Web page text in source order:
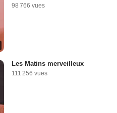
98 766 vues
Les Matins merveilleux
111 256 vues